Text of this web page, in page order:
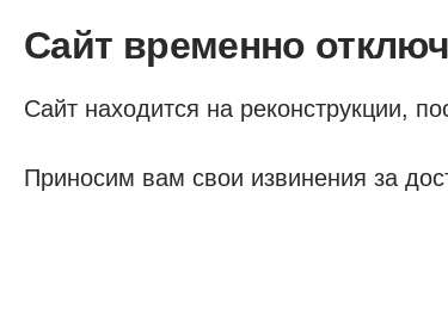
Сайт временно
Сайт находится на реконструкции,
Приносим вам свои извинения за